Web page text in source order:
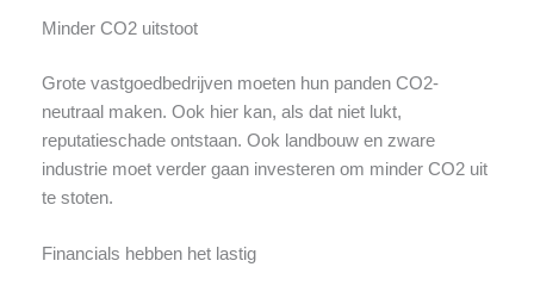
Minder CO2 uitstoot
Grote vastgoedbedrijven moeten hun panden CO2-
neutraal maken. Ook hier kan, als dat niet lukt,
reputatieschade ontstaan. Ook landbouw en zware
industrie moet verder gaan investeren om minder CO2 uit
te stoten.
Financials hebben het lastig